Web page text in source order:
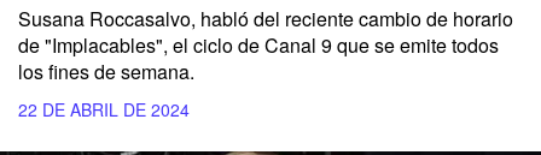
Susana Roccasalvo, habló del reciente cambio de horario
de "Implacables", el ciclo de Canal 9 que se emite todos
los fines de semana.
22 DE ABRIL DE 2024